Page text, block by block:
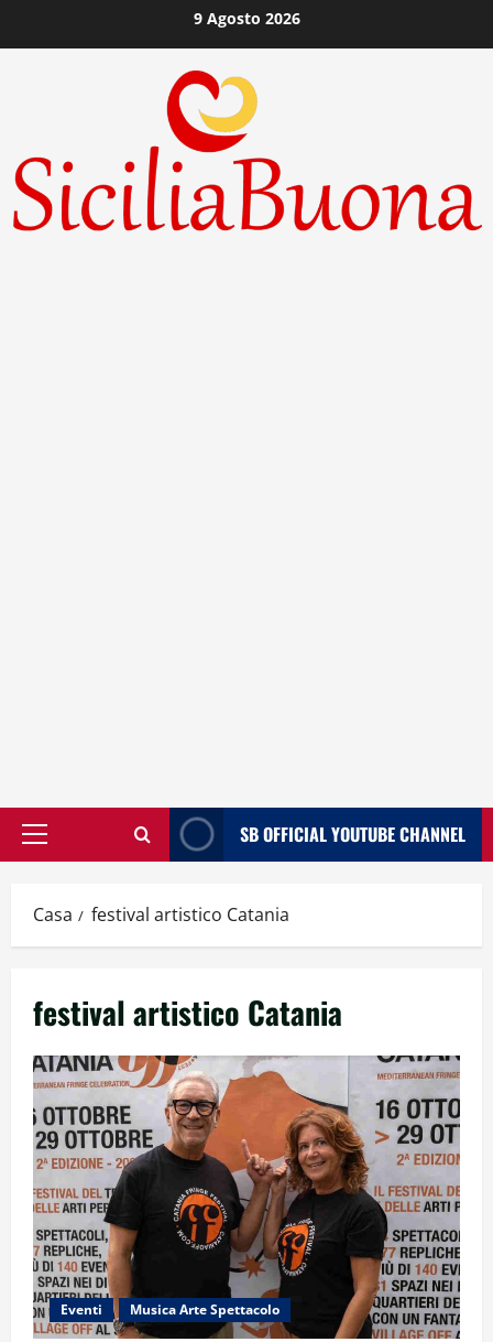
al
9 Agosto 2026
Menù
SB OFFICIAL YOUTUBE CHANNEL
Casa festival artistico Catania
festival artistico Catania
Eventi Musica Arte Spettacolo